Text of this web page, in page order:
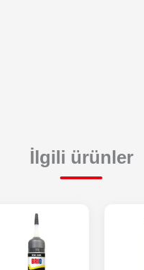
İlgili ürünler